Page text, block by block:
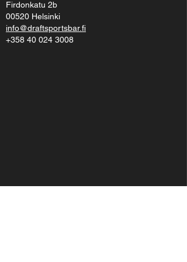
Firdonkatu 2b
00520 Helsinki
info@draftsportsbar.fi
+358 40 024 3008